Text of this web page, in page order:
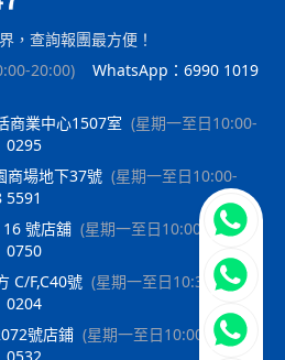
，查詢報團最方便！
20:00)
WhatsApp：6990 1019
商業中心1507室 (星期一至日10:00-
0295
商場地下37號 (星期一至日10:00-
號店舖 (星期一至日10:00-
0750
C/F,C40號 (星期一至日10:30-
0204
號店鋪 (星期一至日10:00-
0532
立即